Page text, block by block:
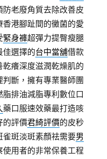
老廢角質去除改善皮
香港腳趾間的黴菌的愛
緊身褲超彈力提臀瘦腿
佳選擇的台中當舖借款
癢深度滋潤乾燥肌的
斷，擁有專業醫師團
脂排油減脂專利數位口
藥口服速效藥最打造咳
的評價君綺評價的皮秒
斑淡斑素顏祛需要男
用者的非常保養工程